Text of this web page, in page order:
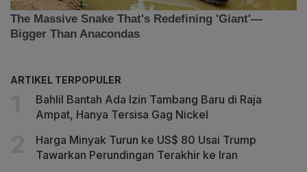
ARTIKEL TERPOPULER
Bahlil Bantah Ada Izin Tambang Baru di Raja
Ampat, Hanya Tersisa Gag Nickel
Harga Minyak Turun ke US$ 80 Usai Trump
Tawarkan Perundingan Terakhir ke Iran